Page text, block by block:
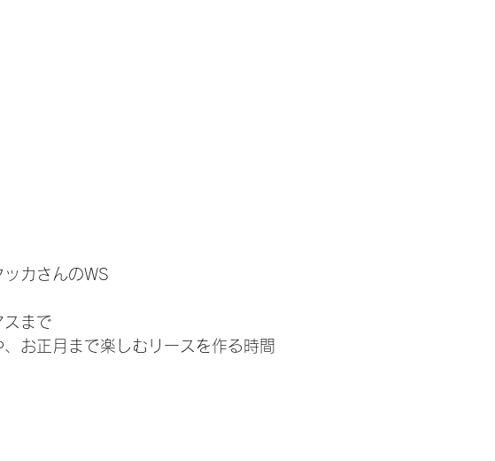
ッカさんのWS
スまで
、お正月まで楽しむリースを作る時間